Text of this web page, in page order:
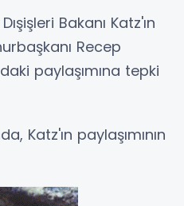
Bakanı Katz'ın
Recep
paylaşımına tepki
Katz'ın paylaşımının